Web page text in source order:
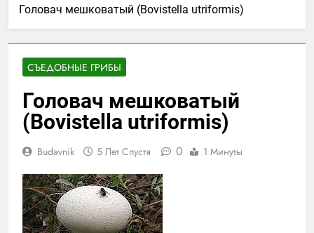
Головач мешковатый (Bovistella utriformis)
СЪЕДОБНЫЕ ГРИБЫ
Головач мешковатый
(Bovistella utriformis)
Budavnik 5 Лет Спустя 0 1 Минуты